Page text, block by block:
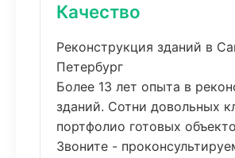
Качество
Реконструкция зданий в
Петербург
Более 13 лет опыта в
зданий. Сотни довольных
портфолио готовых
Звоните -